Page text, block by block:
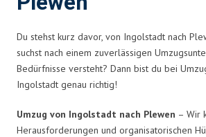
Du stehst kurz davor, von Ingolstadt nach
suchst nach einem zuverlässigen
Bedürfnisse versteht? Dann bist du bei
Ingolstadt genau richtig!
Umzug von Ingolstadt nach Plewen – Wir
Herausforderungen und organisatorischen